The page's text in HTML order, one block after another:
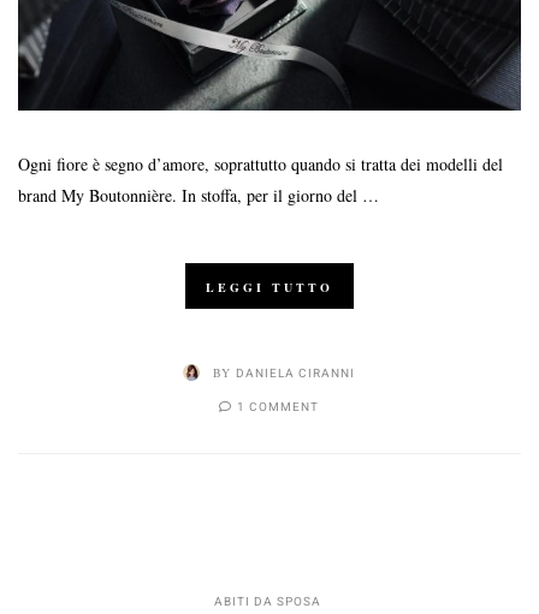
Ogni fiore è segno d’amore, soprattutto quando si tratta dei modelli del
brand My Boutonnière. In stoffa, per il giorno del …
LEGGI TUTTO
BY DANIELA CIRANNI
1 COMMENT
ABITI DA SPOSA